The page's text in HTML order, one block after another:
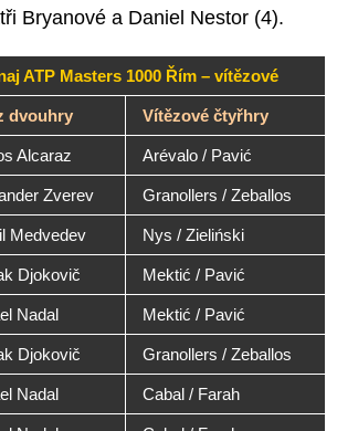
Bryanové a Daniel Nestor (4).
ATP Masters 1000 Řím – vítězové
dvouhry Vítězové čtyřhry
Alcaraz Arévalo / Pavić
Zverev Granollers / Zeballos
Medvedev Nys / Zieliński
Djokovič Mektić / Pavić
Nadal Mektić / Pavić
Djokovič Granollers / Zeballos
Nadal Cabal / Farah